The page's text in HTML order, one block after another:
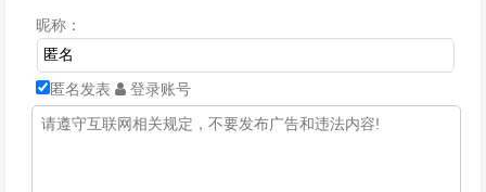
昵称：
匿名发表 登录账号